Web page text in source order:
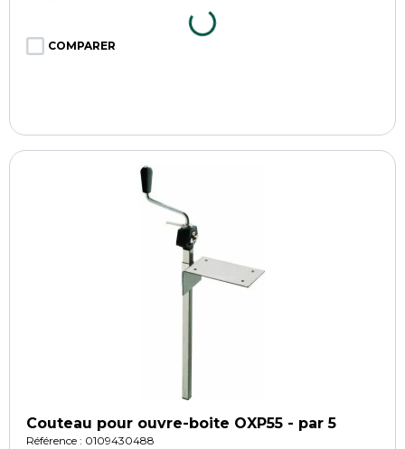
COMPARER
Couteau pour ouvre-boite OXP55 - par 5
Référence : 0109430488